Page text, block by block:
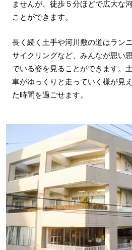
ませんが、徒歩５分ほどで広大な
ことができます。
長く続く土手や河川敷の道はラン
サイクリングなど、みんなが思い
でいる姿を見ることができます。
車がゆっくりと走っていく様が見
た時間を過ごせます。